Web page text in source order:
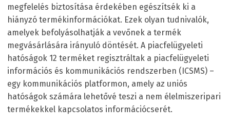
megfelelés biztosítása érdekében egészítsék ki a
hiányzó termékinformációkat. Ezek olyan tudnivalók,
amelyek befolyásolhatják a vevőnek a termék
megvásárlására irányuló döntését. A piacfelügyeleti
hatóságok 12 terméket regisztráltak a piacfelügyeleti
információs és kommunikációs rendszerben (ICSMS) –
egy kommunikációs platformon, amely az uniós
hatóságok számára lehetővé teszi a nem élelmiszeripari
termékekkel kapcsolatos információcserét.